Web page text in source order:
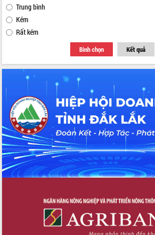
Trung bình
Kém
Rất kém
Bình chọn Kết quả